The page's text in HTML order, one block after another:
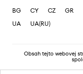
BG CY CZ GR
UA
UA(RU)
Obsah tejto webovej